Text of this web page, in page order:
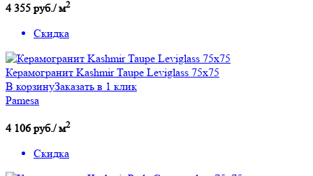
4 355 руб./ м2
Скидка
Керамогранит Kashmir Taupe Leviglass 75x75
В корзинуЗаказать в 1 клик
Pamesa
4 106 руб./ м2
Скидка